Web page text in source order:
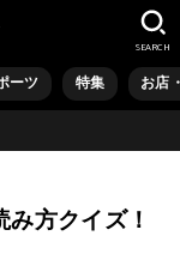
ーツ 特集 お店
SEARCH
み方クイズ！